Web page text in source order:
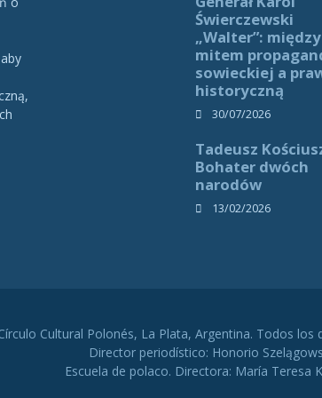
Świerczewski
„Walter”: między
mitem
sowieckiej a
historyczną
30/07/2026
Tadeusz
Bohater dwóch
narodów
13/02/2026
Cultural Polonés, La Plata, Argentina. Todos los
Director periodístico: Honorio
Escuela de polaco. Directora: María Teresa